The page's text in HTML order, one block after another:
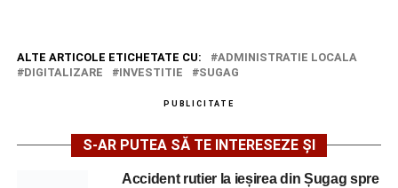
ALTE ARTICOLE ETICHETATE CU:
ADMINISTRATIE LOCALA
DIGITALIZARE
INVESTITIE SUGAG
PUBLICITATE
S-AR PUTEA SĂ TE INTERESEZE ȘI
Accident rutier la ieșirea din Șugag spre